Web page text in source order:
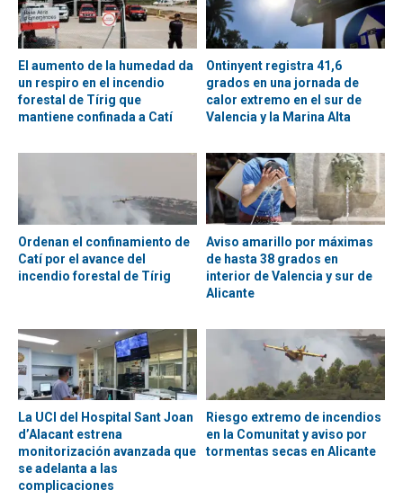
El aumento de la humedad da
un respiro en el incendio
forestal de Tírig que
mantiene confinada a Catí
Ontinyent registra 41,6
grados en una jornada de
calor extremo en el sur de
Valencia y la Marina Alta
Ordenan el confinamiento de
Catí por el avance del
incendio forestal de Tírig
Aviso amarillo por máximas
de hasta 38 grados en
interior de Valencia y sur de
Alicante
La UCI del Hospital Sant Joan
d’Alacant estrena
monitorización avanzada que
se adelanta a las
complicaciones
Riesgo extremo de incendios
en la Comunitat y aviso por
tormentas secas en Alicante